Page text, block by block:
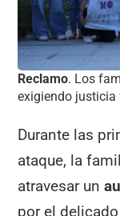
Reclamo. Los
exigiendo
Durante las
ataque, la
atravesar un
por el